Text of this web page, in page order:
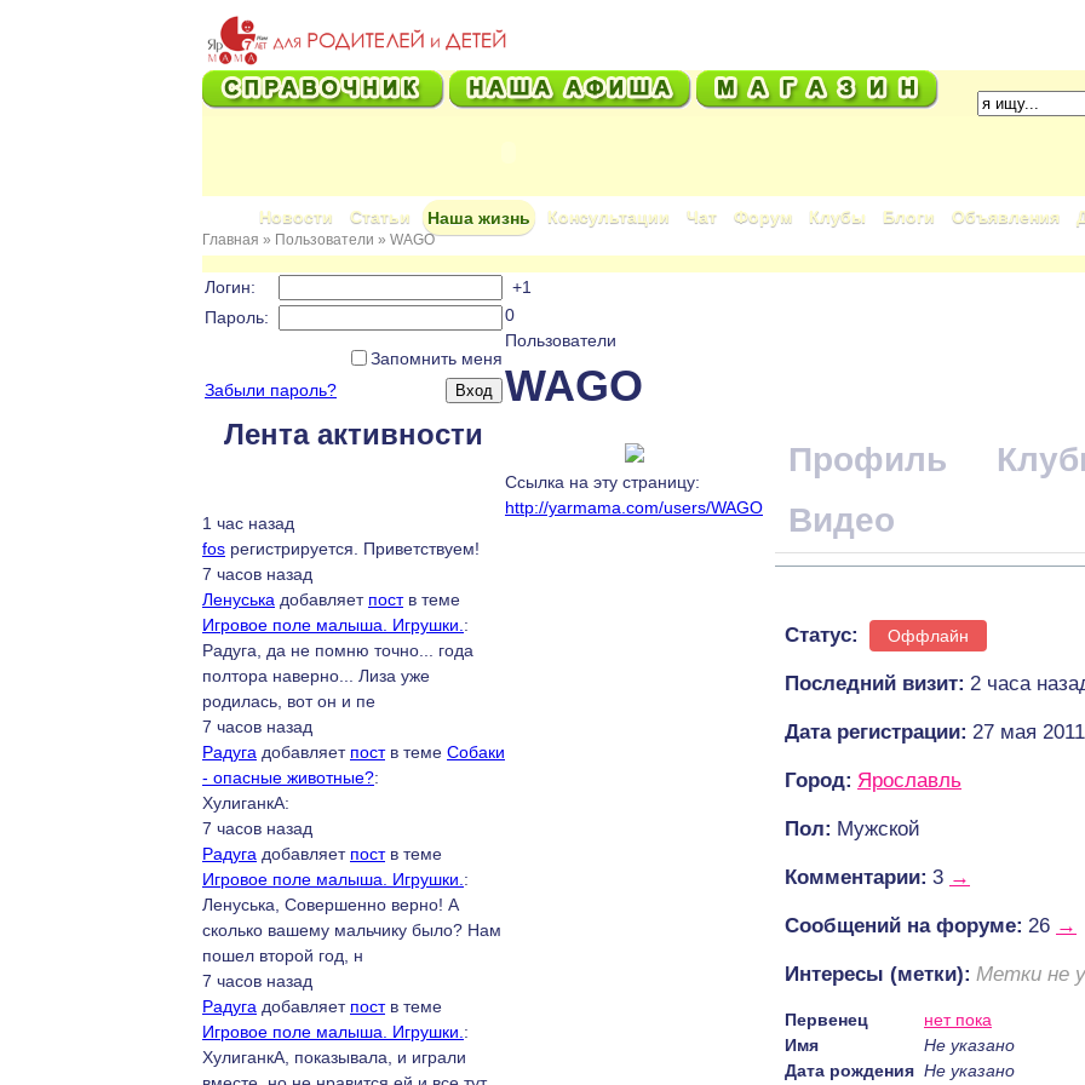
Новости Статьи Наша жизнь Консультации Чат Форум Клубы Блоги Объявления
Главная » Пользователи » WAGO
Логин:
Пароль:
Запомнить меня
Забыли пароль?
Лента активности
1 час назад
fos регистрируется. Приветствуем!
7 часов назад
Ленуська добавляет поств теме
Игровое поле малыша. Игрушки. :
Радуга, да не помню точно... года
полтора наверно... Лиза уже
родилась, вот он и пе
7 часов назад
Радуга добавляет поств теме Собаки
- опасные животные?:
ХулиганкА:
7 часов назад
Радуга добавляет поств теме
Игровое поле малыша. Игрушки. :
Ленуська, Совершенно верно! А
сколько вашему мальчику было? Нам
пошел второй год, н
7 часов назад
Радуга добавляет поств теме
Игровое поле малыша. Игрушки. :
ХулиганкА, показывала, и играли
+1
0
Пользователи
WAGO
Ссылка на эту страницу:
http://yarmama.com/users/WAGO
Профиль
Видео
Статус: Оффлайн
Последний визит: 2 часа
Дата регистрации: 27 мая 2011
Город: Ярославль
Пол: Мужской
Комментарии: 3 →
Cообщений на форуме: 26 →
Интересы (метки): Метки не
Первенец
нет пока
Имя
Не указано
Дата рождения Не указано